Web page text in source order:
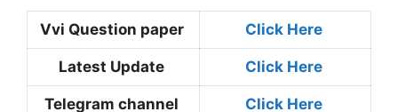
Vvi Question paper Click Here
Latest Update Click Here
Telegram channel Click Here